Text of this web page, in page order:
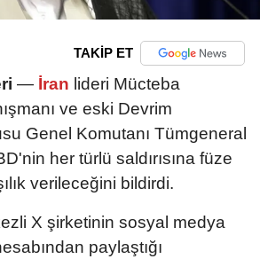
TAKİP ET
— İran lideri Mücteba
ve eski Devrim
Genel Komutanı Tümgeneral
her türlü saldırısına füze
verileceğini bildirdi.
X şirketinin sosyal medya
paylaştığı